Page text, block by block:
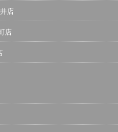
店
店